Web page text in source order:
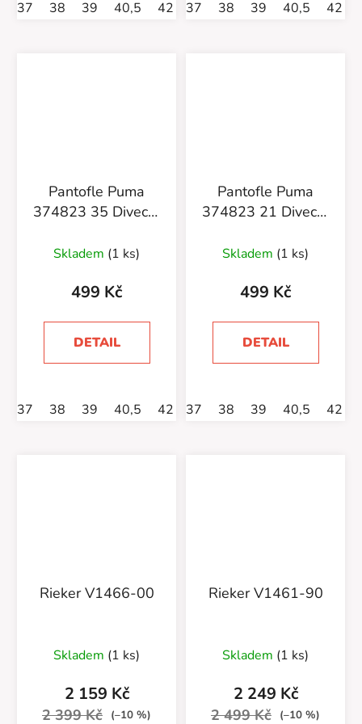
37 38 39 40,5 42 37 38 39 40,5 42
Pantofle Puma
374823 35 Divecat
Skladem (1 ks)
499 Kč
DETAIL
37 38 39 40,5 42 43 44,5 47
Pantofle Puma
374823 21 Divecat
Skladem (1 ks)
499 Kč
DETAIL
37 38 39 40,5 42
Rieker V1466-00
Skladem (1 ks)
2 159 Kč
2 399 Kč (–10 %)
Rieker V1461-90
hodnocení
produktu
je
Skladem (1 ks)
2 249 Kč
2 499 Kč (–10 %)